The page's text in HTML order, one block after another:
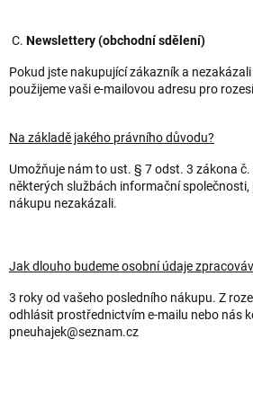
C. Newslettery (obchodní sdělení)
Pokud jste nakupující zákazník a
použijeme vaši e-mailovou adresu pro
Na základě jakého právního důvodu?
Umožňuje nám to ust. § 7 odst. 3 zákona
některých službách informační
nákupu nezakázali.
Jak dlouho budeme osobní údaje
3 roky od vašeho posledního nákupu. Z
odhlásit prostřednictvím e-mailu nebo nás
pneuhajek@seznam.cz